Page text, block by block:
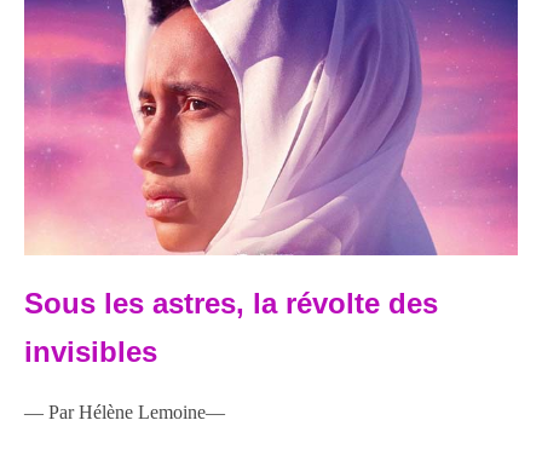
Sous les astres, la révolte des
invisibles
— Par Hélène Lemoine—